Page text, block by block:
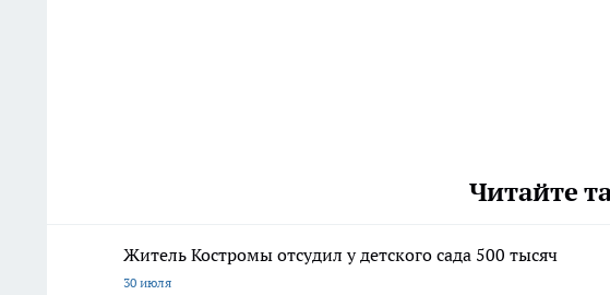
Читайте
Житель Костромы отсудил у детского сада 500 тысяч
30 июля